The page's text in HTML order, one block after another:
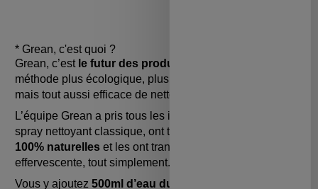
* Grean, c'est quoi ?
Grean, c’est le futur des produits ménagers
méthode plus écologique, plus économique, plus saine
mais tout aussi efficace de nettoyer votre maison.
L’équipe Grean a pris tous les ingrédients actifs d’un
spray nettoyant classique, ont trouvé des alternatives
100% naturelleset les ont transformés en poudre
effervescente, tout simplement.
Vous y ajoutez 500ml d’eau du robinet